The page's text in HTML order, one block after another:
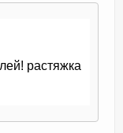
растяжка